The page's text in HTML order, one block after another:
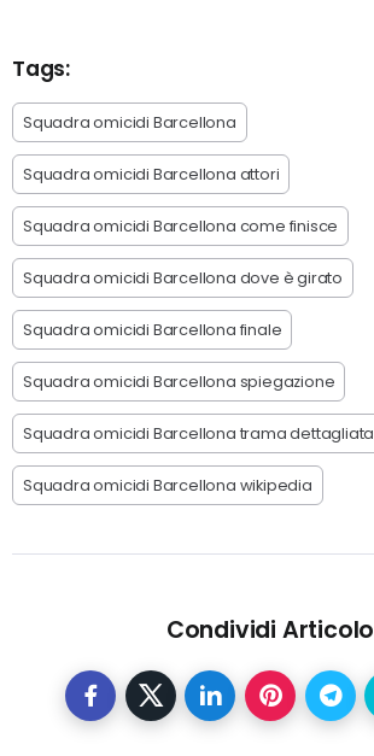
Tags:
Squadra omicidi Barcellona
Squadra omicidi Barcellona attori
Squadra omicidi Barcellona come finisce
Squadra omicidi Barcellona dove è girato
Squadra omicidi Barcellona finale
Squadra omicidi Barcellona spiegazione
Squadra omicidi Barcellona trama dettagliata
Squadra omicidi Barcellona wikipedia
Condividi Articolo